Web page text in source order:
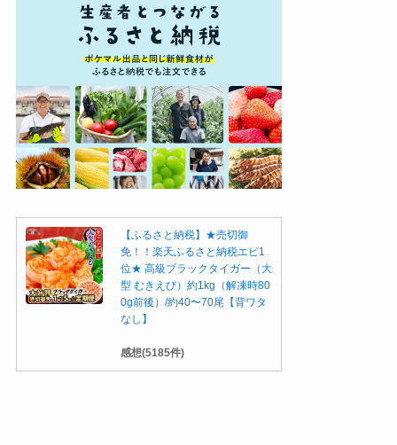
【ふるさと納税】★売切御
免！！楽天ふるさと納税エビ1
位★ 高級ブラックタイガー（大
型 むきえび）約1kg（解凍時80
0g前後）/約40〜70尾【背ワタ
なし】
感想(5185件)